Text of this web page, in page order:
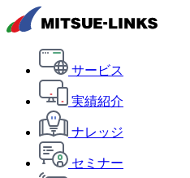
サービス
実績紹介
ナレッジ
セミナー